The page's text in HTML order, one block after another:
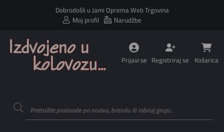
Dobrodošli u Jami Oprema Web Trgovina
Moj profil
Narudžbe
Prijavi se Registriraj se Košarica